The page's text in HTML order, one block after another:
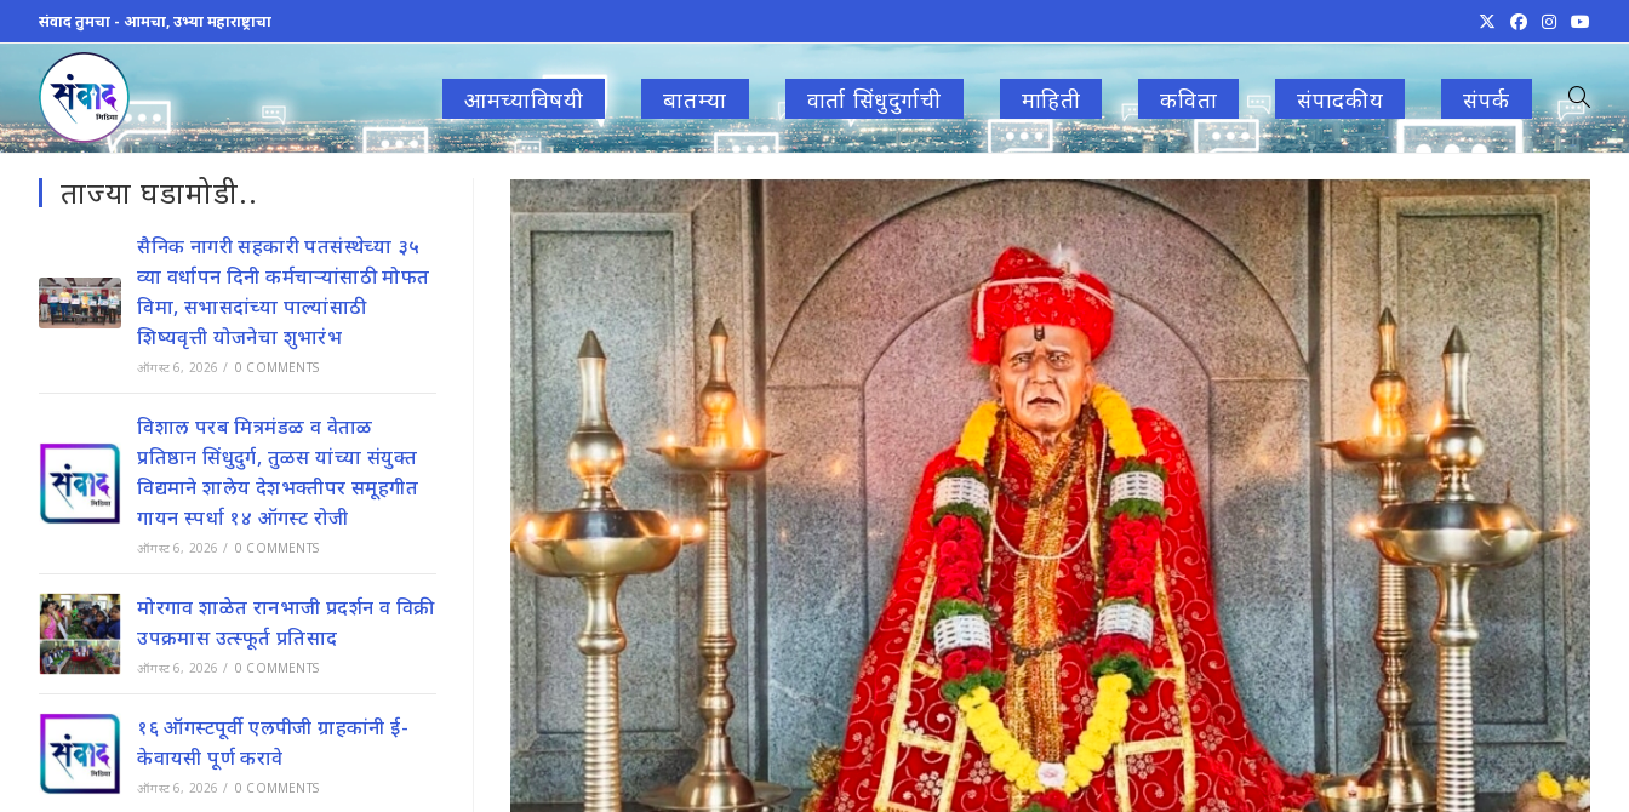
to
content
संवाद तुमचा - आमचा, उभ्या महाराष्ट्राचा
आमच्याविषयी बातम्या वार्ता सिंधुदुर्गाची माहिती कविता संपादकीय संपर्क Toggle
website
search
ताज्या घडामोडी..
सैनिक नागरी सहकारी पतसंस्थेच्या ३५
व्या वर्धापन दिनी कर्मचाऱ्यांसाठी मोफत
विमा, सभासदांच्या पाल्यांसाठी
शिष्यवृत्ती योजनेचा शुभारंभ
ऑगस्ट 6, 2026 / 0 COMMENTS
विशाल परब मित्रमंडळ व वेताळ
प्रतिष्ठान सिंधुदुर्ग, तुळस यांच्या संयुक्त
विद्यमाने शालेय देशभक्तीपर समूहगीत
गायन स्पर्धा १४ ऑगस्ट रोजी
ऑगस्ट 6, 2026 / 0 COMMENTS
मोरगाव शाळेत रानभाजी प्रदर्शन व विक्री
उपक्रमास उत्स्फूर्त प्रतिसाद
ऑगस्ट 6, 2026 / 0 COMMENTS
१६ ऑगस्टपूर्वी एलपीजी ग्राहकांनी ई-
केवायसी पूर्ण करावे
ऑगस्ट 6, 2026 / 0 COMMENTS